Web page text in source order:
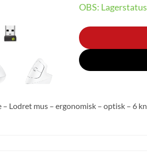
OBS:
Lodret mus – ergonomisk – optisk – 6